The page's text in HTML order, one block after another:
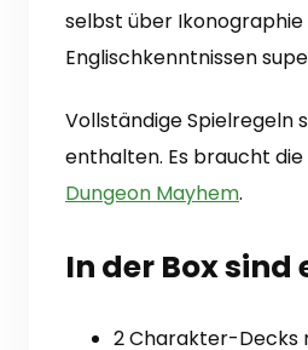
selbst über
Englischkenntnissen
Vollständige Spielregeln
enthalten. Es braucht
Dungeon Mayhem.
In der Box
2 Charakter-Decks